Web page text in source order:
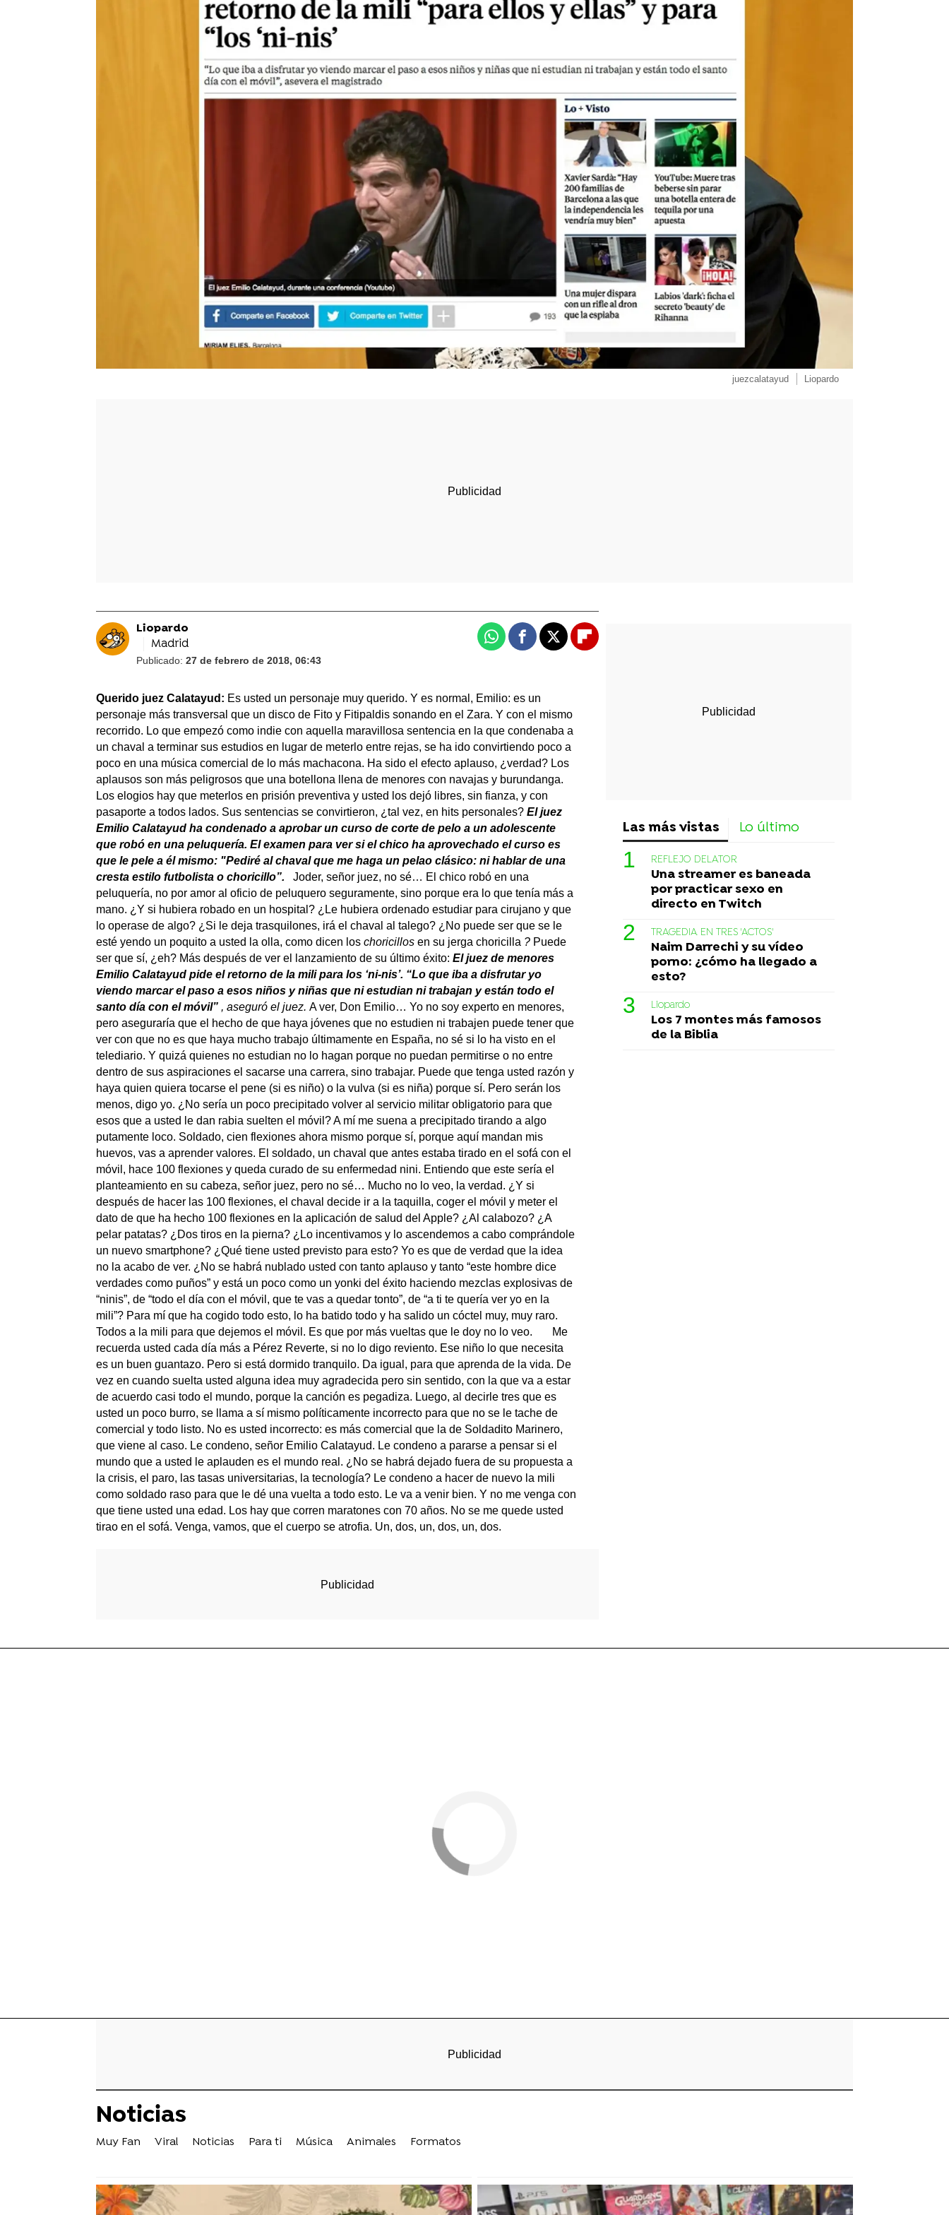
juezcalatayud Liopardo
Liopardo
Madrid
Publicado: 27 de febrero de 2018, 06:43
WhatsappFacebook
X Flipboard
Querido juez Calatayud: Es usted un personaje muy querido. Y es normal, Emilio: es un
personaje más transversal que un disco de Fito y Fitipaldis sonando en el Zara. Y con el mismo
recorrido. Lo que empezó como indie con aquella maravillosa sentencia en la que condenaba a
un chaval a terminar sus estudios en lugar de meterlo entre rejas, se ha ido convirtiendo poco a
poco en una música comercial de lo más machacona. Ha sido el efecto aplauso, ¿verdad? Los
aplausos son más peligrosos que una botellona llena de menores con navajas y burundanga.
Los elogios hay que meterlos en prisión preventiva y usted los dejó libres, sin fianza, y con
pasaporte a todos lados. Sus sentencias se convirtieron, ¿tal vez, en hits personales? El juez
Emilio Calatayud ha condenado a aprobar un curso de corte de pelo a un adolescente
que robó en una peluquería. El examen para ver si el chico ha aprovechado el curso es
que le pele a él mismo: "Pediré al chaval que me haga un pelao clásico: ni hablar de una
cresta estilo futbolista o choricillo”.
Joder, señor juez, no sé… El chico robó en una
peluquería, no por amor al oficio de peluquero seguramente, sino porque era lo que tenía más a
mano. ¿Y si hubiera robado en un hospital? ¿Le hubiera ordenado estudiar para cirujano y que
lo operase de algo? ¿Si le deja trasquilones, irá el chaval al talego? ¿No puede ser que se le
esté yendo un poquito a usted la olla, como dicen los choricillos en su jerga choricilla ? Puede
ser que sí, ¿eh? Más después de ver el lanzamiento de su último éxito: El juez de menores
Emilio Calatayud pide el retorno de la mili para los ‘ni-nis’. “Lo que iba a disfrutar yo
viendo marcar el paso a esos niños y niñas que ni estudian ni trabajan y están todo el
santo día con el móvil” , aseguró el juez. A ver, Don Emilio… Yo no soy experto en menores,
pero aseguraría que el hecho de que haya jóvenes que no estudien ni trabajen puede tener que
ver con que no es que haya mucho trabajo últimamente en España, no sé si lo ha visto en el
telediario. Y quizá quienes no estudian no lo hagan porque no puedan permitirse o no entre
dentro de sus aspiraciones el sacarse una carrera, sino trabajar. Puede que tenga usted razón y
haya quien quiera tocarse el pene (si es niño) o la vulva (si es niña) porque sí. Pero serán los
menos, digo yo. ¿No sería un poco precipitado volver al servicio militar obligatorio para que
esos que a usted le dan rabia suelten el móvil? A mí me suena a precipitado tirando a algo
putamente loco. Soldado, cien flexiones ahora mismo porque sí, porque aquí mandan mis
huevos, vas a aprender valores. El soldado, un chaval que antes estaba tirado en el sofá con el
móvil, hace 100 flexiones y queda curado de su enfermedad nini. Entiendo que este sería el
planteamiento en su cabeza, señor juez, pero no sé… Mucho no lo veo, la verdad. ¿Y si
después de hacer las 100 flexiones, el chaval decide ir a la taquilla, coger el móvil y meter el
dato de que ha hecho 100 flexiones en la aplicación de salud del Apple? ¿Al calabozo? ¿A
pelar patatas? ¿Dos tiros en la pierna? ¿Lo incentivamos y lo ascendemos a cabo comprándole
un nuevo smartphone? ¿Qué tiene usted previsto para esto? Yo es que de verdad que la idea
no la acabo de ver. ¿No se habrá nublado usted con tanto aplauso y tanto “este hombre dice
verdades como puños” y está un poco como un yonki del éxito haciendo mezclas explosivas de
“ninis”, de “todo el día con el móvil, que te vas a quedar tonto”, de “a ti te quería ver yo en la
mili”? Para mí que ha cogido todo esto, lo ha batido todo y ha salido un cóctel muy, muy raro.
Todos a la mili para que dejemos el móvil. Es que por más vueltas que le doy no lo veo.
Me
recuerda usted cada día más a Pérez Reverte, si no lo digo reviento. Ese niño lo que necesita
es un buen guantazo. Pero si está dormido tranquilo. Da igual, para que aprenda de la vida. De
vez en cuando suelta usted alguna idea muy agradecida pero sin sentido, con la que va a estar
de acuerdo casi todo el mundo, porque la canción es pegadiza. Luego, al decirle tres que es
usted un poco burro, se llama a sí mismo políticamente incorrecto para que no se le tache de
comercial y todo listo. No es usted incorrecto: es más comercial que la de Soldadito Marinero,
que viene al caso. Le condeno, señor Emilio Calatayud. Le condeno a pararse a pensar si el
mundo que a usted le aplauden es el mundo real. ¿No se habrá dejado fuera de su propuesta a
la crisis, el paro, las tasas universitarias, la tecnología? Le condeno a hacer de nuevo la mili
como soldado raso para que le dé una vuelta a todo esto. Le va a venir bien. Y no me venga con
que tiene usted una edad. Los hay que corren maratones con 70 años. No se me quede usted
tirao en el sofá. Venga, vamos, que el cuerpo se atrofia. Un, dos, un, dos, un, dos.
Las más vistas Lo último
REFLEJO DELATOR
Una streamer es baneada
por practicar sexo en
directo en Twitch
TRAGEDIA EN TRES 'ACTOS'
Naim Darrechi y su vídeo
porno: ¿cómo ha llegado a
esto?
Liopardo
Los 7 montes más famosos
de la Biblia
Noticias
Muy Fan Viral Noticias Para ti Música Animales Formatos